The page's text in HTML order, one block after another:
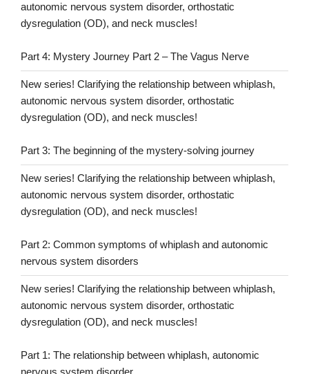
autonomic nervous system disorder, orthostatic
dysregulation (OD), and neck muscles!
Part 4: Mystery Journey Part 2 – The Vagus Nerve
New series! Clarifying the relationship between whiplash,
autonomic nervous system disorder, orthostatic
dysregulation (OD), and neck muscles!
Part 3: The beginning of the mystery-solving journey
New series! Clarifying the relationship between whiplash,
autonomic nervous system disorder, orthostatic
dysregulation (OD), and neck muscles!
Part 2: Common symptoms of whiplash and autonomic
nervous system disorders
New series! Clarifying the relationship between whiplash,
autonomic nervous system disorder, orthostatic
dysregulation (OD), and neck muscles!
Part 1: The relationship between whiplash, autonomic